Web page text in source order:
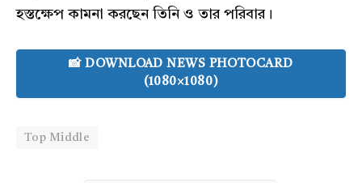
হস্তক্ষেপ কামনা করছেন তিনি ও তার পরিবার।
📸 DOWNLOAD NEWS PHOTOCARD
(1080×1080)
Top Middle